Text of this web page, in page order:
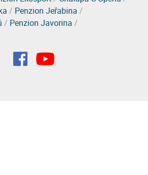
/ Penzion Jeřabina /
/ Penzion Javorina /